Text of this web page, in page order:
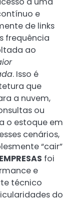
e
de links
frequência
ao
. Isso é
que
a nuvem,
ou
o estoque em
cenários,
“cair”
foi
e
técnico
do